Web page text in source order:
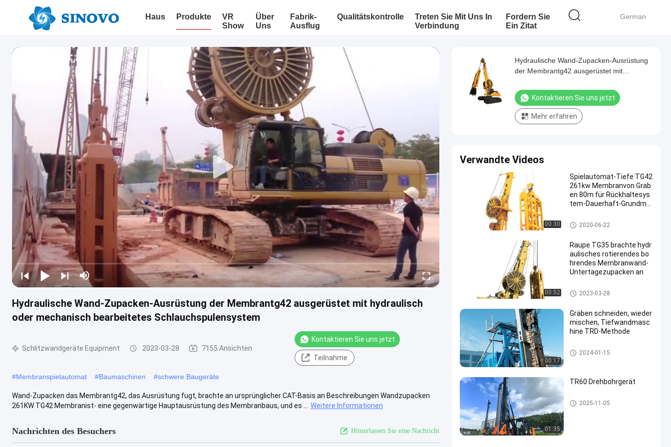
German
Haus Produkte
VR
Show
Über
Uns
Fabrik-
Ausflug
Qualitätskontrolle
Treten Sie Mit Uns In
Verbindung
Fordern Sie
Ein Zitat
Hydraulische Wand-Zupacken-Ausrüstung der Membrantg42 ausgerüstet mit hydraulisch
oder mechanisch bearbeitetes Schlauchspulensystem
Schlitzwandgeräte Equipment 2023-03-28 7155 Ansichten
Kontaktieren Sie uns jetzt
Teilnahme
#Membranspielautomat #Baumaschinen #schwere Baugeräte
Wand-Zupacken das Membrantg42, das Ausrüstung fugt, brachte an ursprünglicher CAT-Basis an Beschreibungen Wandzupacken
261KW TG42 Membranist- eine gegenwärtige Hauptausrüstung des Membranbaus, und es ...
Weitere Informationen
Nachrichten des Besuchers Hinterlassen Sie eine Nachricht
Hydraulische Wand-Zupacken-Ausrüstung
der Membrantg42 ausgerüstet mit
Schlauchspulensystem
Kontaktieren Sie uns jetzt
Mehr erfahren
Verwandte Videos
00:30
Spielautomat-Tiefe TG42
261kw Membranvon Grab
en 80m für Rückhaltesys
tem-Dauerhaft-Grundma
Schlitzwandgeräte Equipment
2020-06-22
00:52
Raupe TG35 brachte hydr
aulisches rotierendes bo
hrendes Membranwand-
Untertagezupacken an
Schlitzwandgeräte Equipment
2023-03-28
00:17
Gräben schneiden, wieder
mischen, Tiefwandmasc
hine TRD-Methode
Schlitzwandgeräte Equipment
2024-01-15
01:35
TR60 Drehbohrgerät
Drehbohrgeräten
2025-11-05